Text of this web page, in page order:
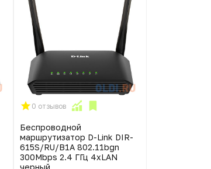
0 отзывов
Беспроводной
маршрутизатор D-Link DIR-
615S/RU/B1A 802.11bgn
300Mbps 2.4 ГГц 4xLAN
черный